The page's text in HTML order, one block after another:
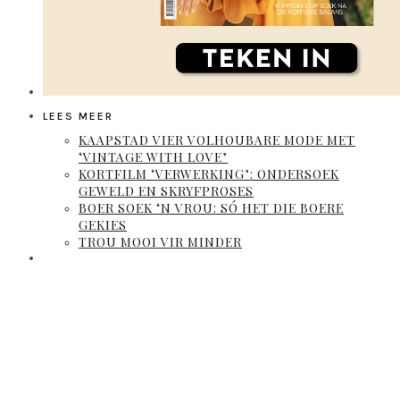
LEES MEER
KAAPSTAD VIER VOLHOUBARE MODE MET
‘VINTAGE WITH LOVE’
KORTFILM ‘VERWERKING’: ONDERSOEK
GEWELD EN SKRYFPROSES
BOER SOEK ‘N VROU: SÓ HET DIE BOERE
GEKIES
TROU MOOI VIR MINDER